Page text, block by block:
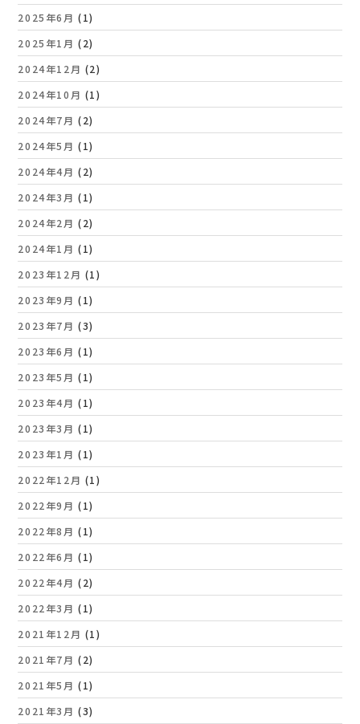
2025年6月 (1)
2025年1月 (2)
2024年12月 (2)
2024年10月 (1)
2024年7月 (2)
2024年5月 (1)
2024年4月 (2)
2024年3月 (1)
2024年2月 (2)
2024年1月 (1)
2023年12月 (1)
2023年9月 (1)
2023年7月 (3)
2023年6月 (1)
2023年5月 (1)
2023年4月 (1)
2023年3月 (1)
2023年1月 (1)
2022年12月 (1)
2022年9月 (1)
2022年8月 (1)
2022年6月 (1)
2022年4月 (2)
2022年3月 (1)
2021年12月 (1)
2021年7月 (2)
2021年5月 (1)
2021年3月 (3)